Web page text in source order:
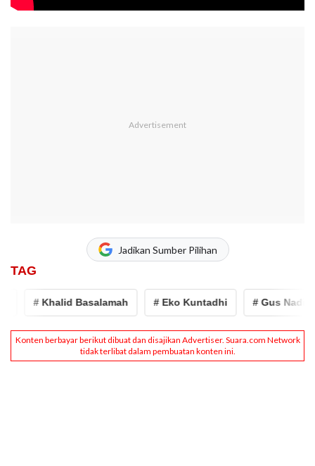
Jadikan Sumber Pilihan
TAG
# Khalid Basalamah # Eko Kuntadhi # Gus Nadir